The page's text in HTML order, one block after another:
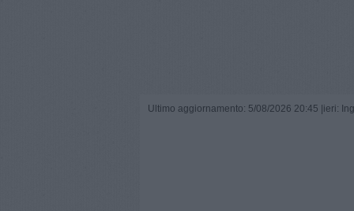
Ultimo aggiornamento: 5/08/2026 20:45 | ieri: